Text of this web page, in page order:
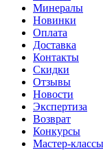
Минералы
Новинки
Оплата
Доставка
Контакты
Скидки
Отзывы
Новости
Экспертиза
Возврат
Конкурсы
Мастер-классы